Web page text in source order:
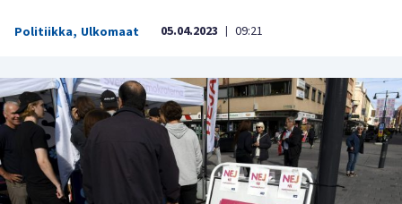
Politiikka, Ulkomaat 05.04.2023 | 09:21